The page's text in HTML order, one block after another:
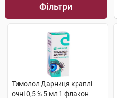
Фільтри
Тимолол Дарниця краплі
очні 0,5 % 5 мл 1 флакон